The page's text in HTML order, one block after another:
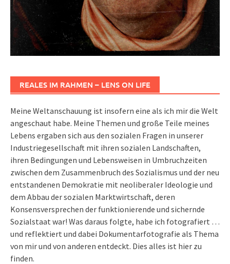
REALES IM RAHMEN – LENS ON LIFE
Meine Weltanschauung ist insofern eine als ich mir die Welt
angeschaut habe. Meine Themen und große Teile meines
Lebens ergaben sich aus den sozialen Fragen in unserer
Industriegesellschaft mit ihren sozialen Landschaften,
ihren Bedingungen und Lebensweisen in Umbruchzeiten
zwischen dem Zusammenbruch des Sozialismus und der neu
entstandenen Demokratie mit neoliberaler Ideologie und
dem Abbau der sozialen Marktwirtschaft, deren
Konsensversprechen der funktionierende und sichernde
Sozialstaat war! Was daraus folgte, habe ich fotografiert …
und reflektiert und dabei Dokumentarfotografie als Thema
von mir und von anderen entdeckt. Dies alles ist hier zu
finden.